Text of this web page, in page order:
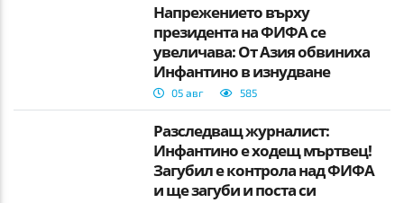
Напрежението върху
президента на ФИФА се
увеличава: От Азия обвиниха
Инфантино в изнудване
05 авг 585
Разследващ журналист:
Инфантино е ходещ мъртвец!
Загубил е контрола над ФИФА
и ще загуби и поста си